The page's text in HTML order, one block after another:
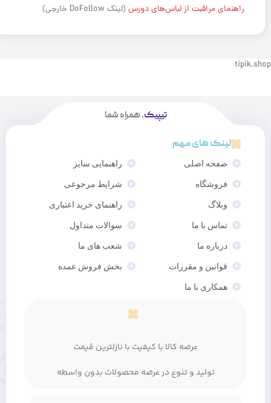
راهنمای مراقبت از لباس‌های دورس (لینک DoFollow خارجی)
tipik.shop
تیپیک، همراه شما
لینک های مهم
صفحه اصلی
فروشگاه
وبلاگ
تماس با ما
درباره ما
قوانین و مقررات
همکاری با ما
راهنمایی سایز
شرایط مرجوعی
راهنمای خرید اعتباری
سوالات متداول
شعب های ما
بخش فروش عمده
عرضه کالا با کیفیت با نازلترین قیمت
تولید و تنوع در عرضه محصولات بدون واسطه